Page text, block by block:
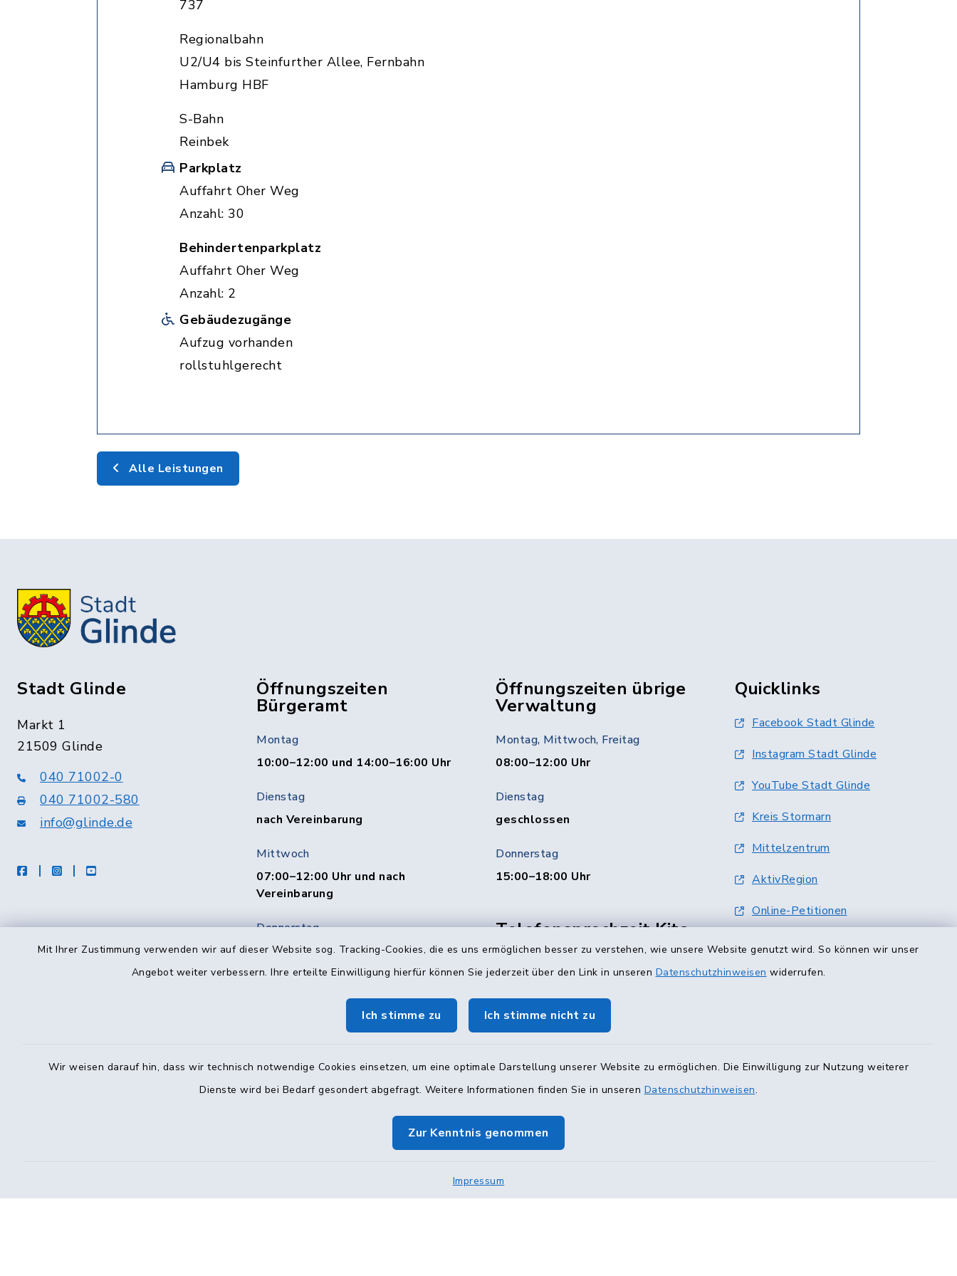
Mit Ihrer Zustimmung verwenden wir auf dieser Website sog. Tracking-Cookies, die es uns ermöglichen besser zu verstehen, wie unsere Website genutzt wird. So können wir unser
Angebot weiter verbessern. Ihre erteilte Einwilligung hierfür können Sie jederzeit über den Link in unseren Datenschutzhinweisen widerrufen.
Ich stimme zu Ich stimme nicht zu
Wir weisen darauf hin, dass wir technisch notwendige Cookies einsetzen, um eine optimale Darstellung unserer Website zu ermöglichen. Die Einwilligung zur Nutzung weiterer
Dienste wird bei Bedarf gesondert abgefragt. Weitere Informationen finden Sie in unseren Datenschutzhinweisen.
Zur Kenntnis genommen
Impressum
737
Regionalbahn
U2/U4 bis Steinfurther Allee, Fernbahn
Hamburg HBF
S-Bahn
Reinbek
Parkplatz
Auffahrt Oher Weg
Anzahl: 30
Behindertenparkplatz
Auffahrt Oher Weg
Anzahl: 2
Gebäudezugänge
Aufzug vorhanden
rollstuhlgerecht
Alle Leistungen
Stadt Glinde
Markt 1
21509 Glinde
040 71002-0
040 71002-580
info@glinde.de
facebookinstagramYoutube
Öffnungszeiten
Bürgeramt
Montag
10:00–12:00 und 14:00–16:00 Uhr
Dienstag
nach Vereinbarung
Mittwoch
07:00–12:00 Uhr und nach
Vereinbarung
Donnerstag
10:00–12:00 und 15:00–19:00 Uhr
08:00–12:00 Uhr und nach
Bürgeramt
Donnerstag: 08:00–10:00 Uhr
040 71002-238
Öffnungszeiten übrige
Verwaltung
Montag, Mittwoch, Freitag
08:00–12:00 Uhr
Dienstag
geschlossen
Donnerstag
15:00–18:00 Uhr
Telefonsprechzeit Kita-
Abteilung
Mittwoch: 10:00–12:00 Uhr
Donnerstag: 16:00–18:00 Uhr
Termin, per Telefon oder E-Mail)
040 71002-222 & 223
kita@glinde.de
Quicklinks
Facebook Stadt Glinde
Instagram Stadt Glinde
YouTube Stadt Glinde
Kreis Stormarn
Mittelzentrum
AktivRegion
Online-Petitionen
Terminvergabe